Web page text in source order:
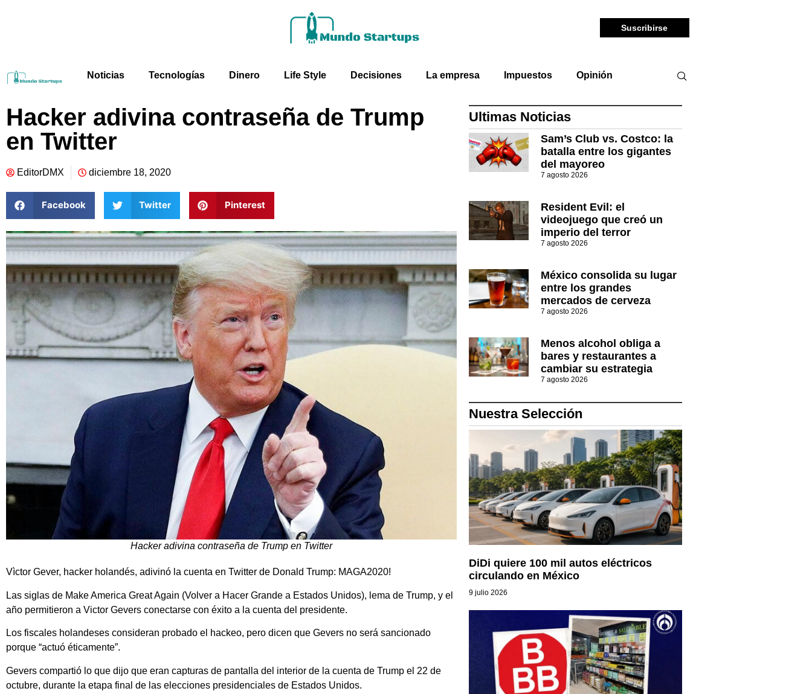
Suscribirse
Noticias Tecnologías Dinero Life Style Decisiones La empresa Impuestos Opinión
Hacker adivina contraseña de Trump
en Twitter
EditorDMX diciembre 18, 2020
Facebook Twitter Pinterest
Hacker adivina contraseña de Trump en Twitter
Vìctor Gever, hacker holandés, adivinó la cuenta en Twitter de Donald Trump: MAGA2020!
Las siglas de Make America Great Again (Volver a Hacer Grande a Estados Unidos), lema de Trump, y el
año permitieron a Victor Gevers conectarse con éxito a la cuenta del presidente.
Los fiscales holandeses consideran probado el hackeo, pero dicen que Gevers no será sancionado
porque “actuó éticamente”.
Gevers compartió lo que dijo que eran capturas de pantalla del interior de la cuenta de Trump el 22 de
octubre, durante la etapa final de las elecciones presidenciales de Estados Unidos.
Ultimas Noticias
Sam’s Club vs. Costco: la
batalla entre los gigantes
del mayoreo
7 agosto 2026
Resident Evil: el
videojuego que creó un
imperio del terror
7 agosto 2026
México consolida su lugar
entre los grandes
mercados de cerveza
7 agosto 2026
Menos alcohol obliga a
bares y restaurantes a
cambiar su estrategia
7 agosto 2026
Nuestra Selección
DiDi quiere 100 mil autos eléctricos
circulando en México
9 julio 2026